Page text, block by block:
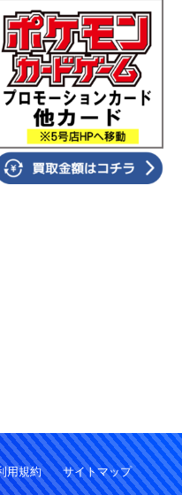
用規約 サイトマップ